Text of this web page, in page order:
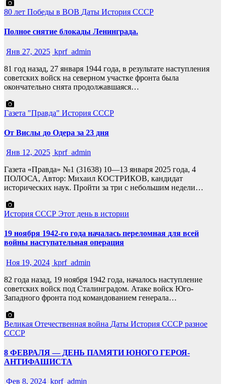
80 лет Победы в ВОВ Даты История СССР
Полное снятие блокады Ленинграда.
Янв 27, 2025 kprf_admin
81 год назад, 27 января 1944 года, в результате наступления
советских войск на северном участке фронта была
окончательно снята продолжавшаяся…
Газета "Правда" История СССР
От Вислы до Одера за 23 дня
Янв 12, 2025 kprf_admin
Газета «Правда» №1 (31638) 10—13 января 2025 года, 4
ПОЛОСА, Автор: Михаил КОСТРИКОВ, кандидат
исторических наук. Пройти за три с небольшим недели…
История СССР Этот день в истории
19 ноября 1942-го года началась переломная для всей
войны наступательная операция
Ноя 19, 2024 kprf_admin
82 года назад, 19 ноября 1942 года, началось наступление
советских войск под Сталинградом. Атаке войск Юго-
Западного фронта под командованием генерала…
Великая Отечественная война Даты История СССР разное
СССР
8 ФЕВРАЛЯ — ДЕНЬ ПАМЯТИ ЮНОГО ГЕРОЯ-
АНТИФАШИСТА
Фев 8, 2024 kprf_admin